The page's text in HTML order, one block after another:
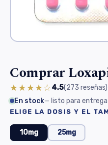
Comprar
★★★★☆4.5(273 reseñas)
En stock— listo para
ELIGE LA DOSIS Y EL
10mg 25mg